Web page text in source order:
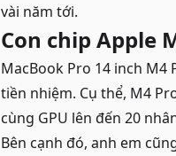
vài năm tới.
Con chip Apple
MacBook Pro 14 inch
tiền nhiệm. Cụ thể, M4
cùng GPU lên đến 20
Bên cạnh đó, anh em